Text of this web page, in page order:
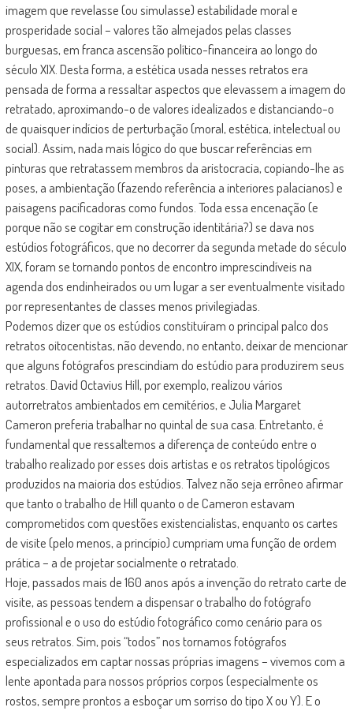
imagem que revelasse (ou simulasse) estabilidade moral e
prosperidade social – valores tão almejados pelas classes
burguesas, em franca ascensão político-financeira ao longo do
século XIX. Desta forma, a estética usada nesses retratos era
pensada de forma a ressaltar aspectos que elevassem a imagem do
retratado, aproximando-o de valores idealizados e distanciando-o
de quaisquer indícios de perturbação (moral, estética, intelectual ou
social). Assim, nada mais lógico do que buscar referências em
pinturas que retratassem membros da aristocracia, copiando-lhe as
poses, a ambientação (fazendo referência a interiores palacianos) e
paisagens pacificadoras como fundos. Toda essa encenação (e
porque não se cogitar em construção identitária?) se dava nos
estúdios fotográficos, que no decorrer da segunda metade do século
XIX, foram se tornando pontos de encontro imprescindíveis na
agenda dos endinheirados ou um lugar a ser eventualmente visitado
por representantes de classes menos privilegiadas.
Podemos dizer que os estúdios constituíram o principal palco dos
retratos oitocentistas, não devendo, no entanto, deixar de mencionar
que alguns fotógrafos prescindiam do estúdio para produzirem seus
retratos. David Octavius Hill, por exemplo, realizou vários
autorretratos ambientados em cemitérios, e Julia Margaret
Cameron preferia trabalhar no quintal de sua casa. Entretanto, é
fundamental que ressaltemos a diferença de conteúdo entre o
trabalho realizado por esses dois artistas e os retratos tipológicos
produzidos na maioria dos estúdios. Talvez não seja errôneo afirmar
que tanto o trabalho de Hill quanto o de Cameron estavam
comprometidos com questões existencialistas, enquanto os cartes
de visite (pelo menos, a princípio) cumpriam uma função de ordem
prática – a de projetar socialmente o retratado.
Hoje, passados mais de 160 anos após a invenção do retrato carte de
visite, as pessoas tendem a dispensar o trabalho do fotógrafo
profissional e o uso do estúdio fotográfico como cenário para os
seus retratos. Sim, pois “todos” nos tornamos fotógrafos
especializados em captar nossas próprias imagens – vivemos com a
lente apontada para nossos próprios corpos (especialmente os
rostos, sempre prontos a esboçar um sorriso do tipo X ou Y). E o